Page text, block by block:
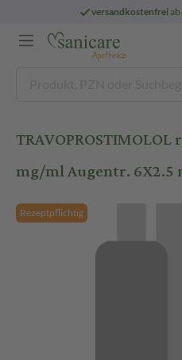
versandkostenfrei
mg/ml Augentr.
Rezeptpflichtig